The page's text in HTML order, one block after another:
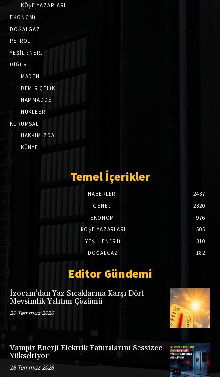
KÖŞE YAZARLARI
EKONOMİ
DOĞALGAZ
PETROL
YEŞİL ENERJİ
DİĞER
MADEN
DEMİR ÇELİK
HAMMADDE
NÜKLEER
KURUMSAL
HAKKIMIZDA
KÜNYE
Temel İçerikler
HABERLER
2437
GENEL
2320
EKONOMI
976
KÖŞE YAZARLARI
505
YEŞİL ENERJİ
310
DOĞALGAZ
182
Editor Gündemi
İzocam’dan Yaz Sıcaklarına Karşı Dört
Mevsimlik Yalıtım Çözümü
20 Temmuz 2026
Vampir Enerji Elektrik Faturalarını Sessizce
Yükseltiyor
16 Temmuz 2026